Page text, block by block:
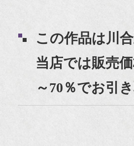
この作品は川
当店では販売
～70％でお引